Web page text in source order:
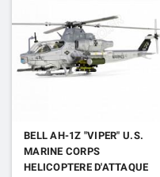
BELL AH-1Z "VIPER" U.S.
MARINE CORPS
HELICOPTERE D'ATTAQUE